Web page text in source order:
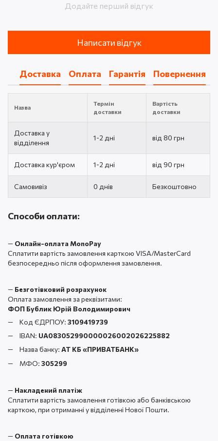
Додайте перший відгук
Написати відгук
Доставка Оплата Гарантія Повернення
Назва
Термін
доставки
Вартість
доставки
Доставка у
відділення
1-2 дні від 80 грн
Доставка кур'єром 1-2 дні від 90 грн
Самовивіз 0 днів Безкоштовно
Способи оплати:
— Онлайн-оплата MonoPay
Сплатити вартість замовлення карткою VISA/MasterCard
безпосередньо після оформлення замовлення.
— Безготівковий розрахунок
Оплата замовлення за реквізитами:
ФОП Бублик Юрій Володимирович
Код ЄДРПОУ: 3109419739
IBAN: UA083052990000026002026225882
Назва банку: АТ КБ «ПРИВАТБАНК»
МФО: 305299
— Накладений платіж
Сплатити вартість замовлення готівкою або банківською
карткою, при отриманні у відділенні Нової Пошти.
— Оплата готівкою